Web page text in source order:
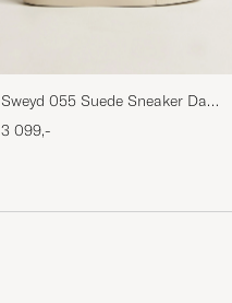
Sweyd 055 Suede Sneaker Dark
Grey
3 099,-